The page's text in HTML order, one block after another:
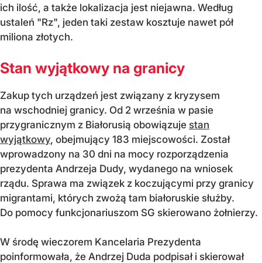
ich ilość, a także lokalizacja jest niejawna. Według
ustaleń "Rz", jeden taki zestaw kosztuje nawet pół
miliona złotych.
Stan wyjątkowy na granicy
Zakup tych urządzeń jest związany z kryzysem
na wschodniej granicy. Od 2 września w pasie
przygranicznym z Białorusią obowiązuje stan
wyjątkowy, obejmujący 183 miejscowości. Został
wprowadzony na 30 dni na mocy rozporządzenia
prezydenta Andrzeja Dudy, wydanego na wniosek
rządu. Sprawa ma związek z koczującymi przy granicy
migrantami, których zwożą tam białoruskie służby.
Do pomocy funkcjonariuszom SG skierowano żołnierzy.
W środę wieczorem Kancelaria Prezydenta
poinformowała, że Andrzej Duda podpisał i skierował